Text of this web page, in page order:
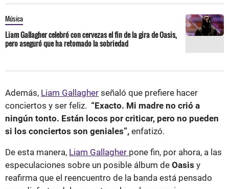
Música
Liam Gallagher celebró con cervezas el fin de la gira de Oasis,
pero aseguró que ha retomado la sobriedad
Además, Liam Gallagher señaló que prefiere hacer
conciertos y ser feliz. “Exacto. Mi madre no crió a
ningún tonto. Están locos por criticar, pero no pueden
si los conciertos son geniales”, enfatizó.
De esta manera, Liam Gallagher pone fin, por ahora, a las
especulaciones sobre un posible álbum de Oasis y
reafirma que el reencuentro de la banda está pensado